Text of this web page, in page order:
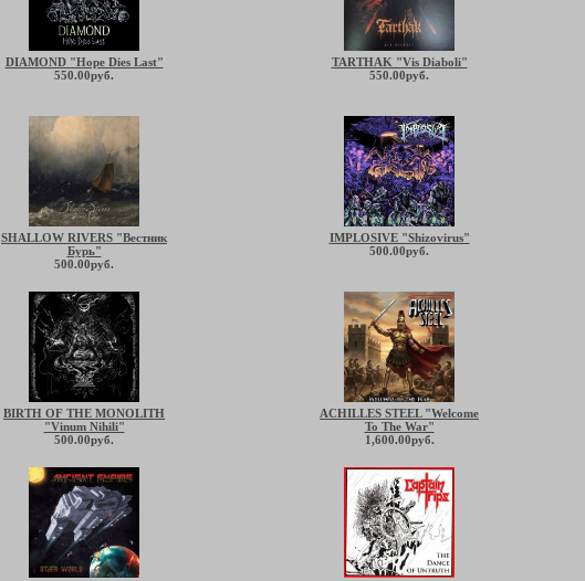
DIAMOND "Hope Dies Last"
550.00руб.
TARTHAK "Vis Diaboli"
550.00руб.
SHALLOW RIVERS "Вестник
Бурь"
500.00руб.
IMPLOSIVE "Shizovirus"
500.00руб.
BIRTH OF THE MONOLITH
"Vinum Nihili"
500.00руб.
ACHILLES STEEL "Welcome
To The War"
1,600.00руб.